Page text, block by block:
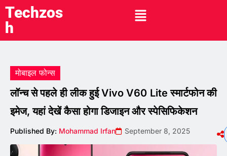
Techzos
h
मोबाइल फोन्स
लॉन्च से पहले ही लीक हुई Vivo V60 Lite स्मार्टफोन की
इमेज, यहां देखें कैसा होगा डिजाइन और स्पेसिफिकेशन
Published By: Mohammad Irfan September 8, 2025